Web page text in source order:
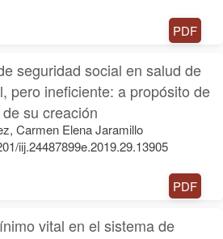
PDF
seguridad social en salud de
pero ineficiente: a propósito de
su creación
Carmen Elena Jaramillo
iij.24487899e.2019.29.13905
PDF
vital en el sistema de